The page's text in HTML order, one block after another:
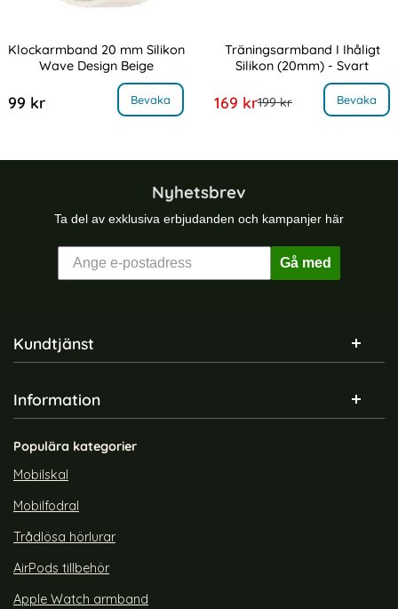
Klockarmband 20 mm Silikon
Wave Design Beige
99 kr Bevaka
, Klockarmband 20 mm Silikon Wave Design Beige
Träningsarmband I Ihåligt
Silikon (20mm) - Svart
rea pris
169 krtidigare pris
199 kr Bevaka
, Träningsarmband I Ihåligt
Nyhetsbrev
Ta del av exklusiva erbjudanden och kampanjer här
Gå med
Sidfot Blandad info och länkar
Kundtjänst
Information
Populära kategorier
Mobilskal
Mobilfodral
Trådlösa hörlurar
AirPods tillbehör
Apple Watch armband